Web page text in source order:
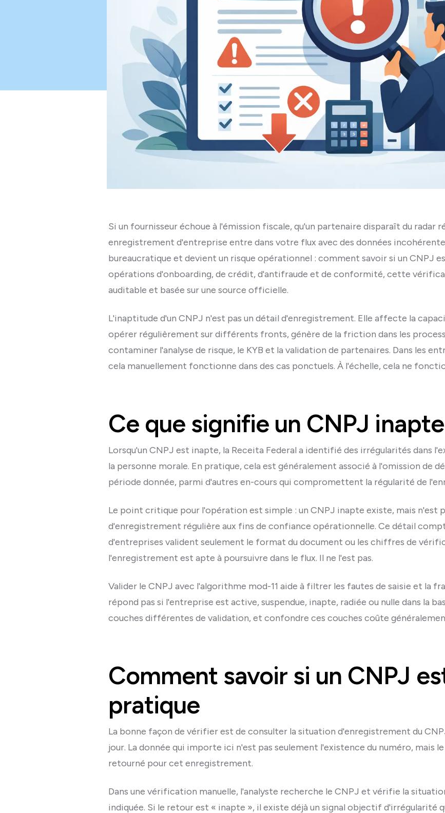
Si un fournisseur échoue à l'émission fiscale, qu'un partenaire disparaît du radar
enregistrement d'entreprise entre dans votre flux avec des données
bureaucratique et devient un risque opérationnel : comment savoir si un CNPJ
opérations d'onboarding, de crédit, d'antifraude et de conformité, cette
auditable et basée sur une source officielle.
L'inaptitude d'un CNPJ n'est pas un détail d'enregistrement. Elle affecte la
opérer régulièrement sur différents fronts, génère de la friction dans les
contaminer l'analyse de risque, le KYB et la validation de partenaires. Dans les
cela manuellement fonctionne dans des cas ponctuels. À l'échelle, cela ne
Ce que signifie un CNPJ inapte
Lorsqu'un CNPJ est inapte, la Receita Federal a identifié des irrégularités dans
la personne morale. En pratique, cela est généralement associé à l'omission de
période donnée, parmi d'autres en-cours qui compromettent la régularité de
Le point critique pour l'opération est simple : un CNPJ inapte existe, mais n'est
d'enregistrement régulière aux fins de confiance opérationnelle. Ce détail
d'entreprises valident seulement le format du document ou les chiffres de
l'enregistrement est apte à poursuivre dans le flux. Il ne l'est pas.
Valider le CNPJ avec l'algorithme mod-11 aide à filtrer les fautes de saisie et la
répond pas si l'entreprise est active, suspendue, inapte, radiée ou nulle dans la
couches différentes de validation, et confondre ces couches coûte
Comment savoir si un CNPJ
pratique
La bonne façon de vérifier est de consulter la situation d'enregistrement du
jour. La donnée qui importe ici n'est pas seulement l'existence du numéro, mais
retourné pour cet enregistrement.
Dans une vérification manuelle, l'analyste recherche le CNPJ et vérifie la
indiquée. Si le retour est « inapte », il existe déjà un signal objectif d'irrégularité